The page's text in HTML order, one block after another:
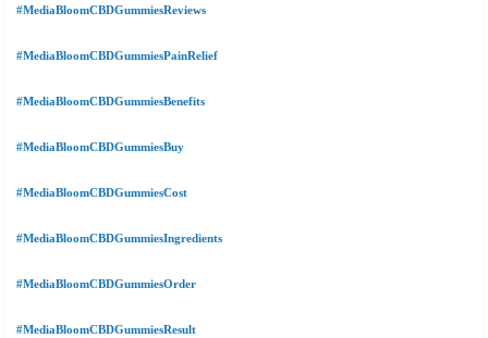
#MediaBloomCBDGummiesReviews
#MediaBloomCBDGummiesPainRelief
#MediaBloomCBDGummiesBenefits
#MediaBloomCBDGummiesBuy
#MediaBloomCBDGummiesCost
#MediaBloomCBDGummiesIngredients
#MediaBloomCBDGummiesOrder
#MediaBloomCBDGummiesResult